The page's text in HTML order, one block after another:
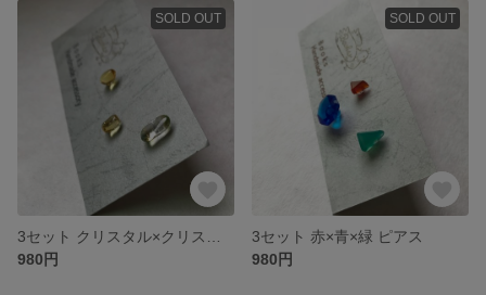
SOLD OUT
980円
SOLD OUT
3セット 赤×青×緑 ピアス
980円